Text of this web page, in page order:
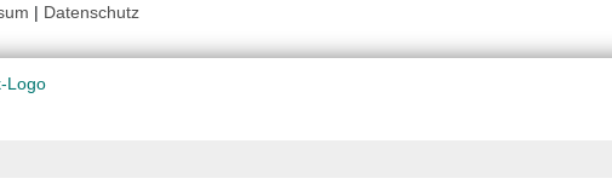
| Datenschutz